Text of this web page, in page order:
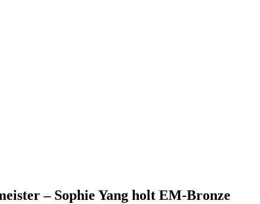
– Sophie Yang holt EM-Bronze